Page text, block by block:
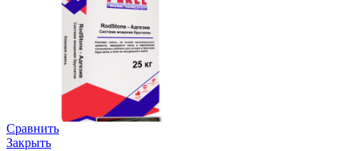
Сравнить
Закрыть